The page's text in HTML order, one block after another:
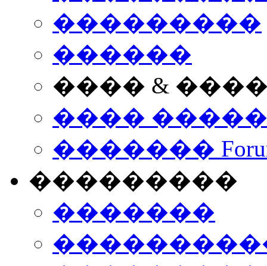
���������
������
���� &
����
�������
���������
�������